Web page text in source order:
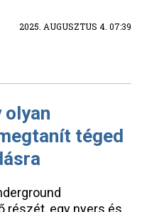
2025. AUGUSZTUS 4. 07:39
olyan
téged
részét, egy nyers és